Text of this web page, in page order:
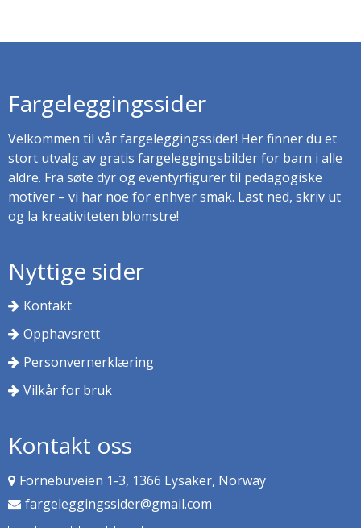
Fargeleggingssider
Velkommen til vår fargeleggingssider! Her finner du et
stort utvalg av gratis fargeleggingsbilder for barn i alle
aldre. Fra søte dyr og eventyrfigurer til pedagogiske
motiver – vi har noe for enhver smak. Last ned, skriv ut
og la kreativiteten blomstre!
Nyttige sider
Kontakt
Opphavsrett
Personvernerklæring
Vilkår for bruk
Kontakt oss
Fornebuveien 1-3, 1366 Lysaker, Norway
fargeleggingssider@gmail.com